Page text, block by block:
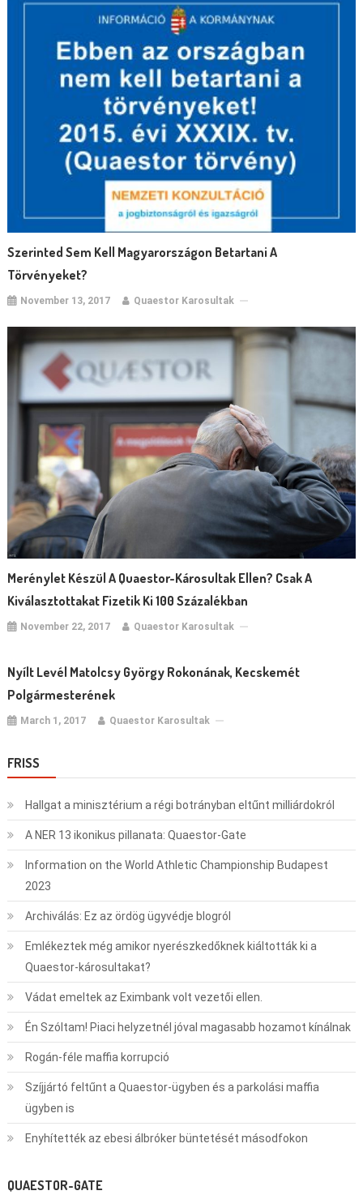
Szerinted Sem Kell Magyarországon Betartani A
Törvényeket?
November 13, 2017 Quaestor Karosultak
Merénylet Készül A Quaestor-Károsultak Ellen? Csak A
Kiválasztottakat Fizetik Ki 100 Százalékban
November 22, 2017 Quaestor Karosultak
Nyílt Levél Matolcsy György Rokonának, Kecskemét
Polgármesterének
March 1, 2017 Quaestor Karosultak
FRISS
Hallgat a minisztérium a régi botrányban eltűnt milliárdokról
A NER 13 ikonikus pillanata: Quaestor-Gate
Information on the World Athletic Championship Budapest
2023
Archiválás: Ez az ördög ügyvédje blogról
Emlékeztek még amikor nyerészkedőknek kiáltották ki a
Quaestor-károsultakat?
Vádat emeltek az Eximbank volt vezetői ellen.
Én Szóltam! Piaci helyzetnél jóval magasabb hozamot kínálnak
Rogán-féle maffia korrupció
Szíjjártó feltűnt a Quaestor-ügyben és a parkolási maffia
ügyben is
Enyhítették az ebesi álbróker büntetését másodfokon
QUAESTOR-GATE